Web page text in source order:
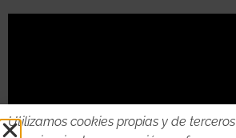
Utilizamos cookies propias y de